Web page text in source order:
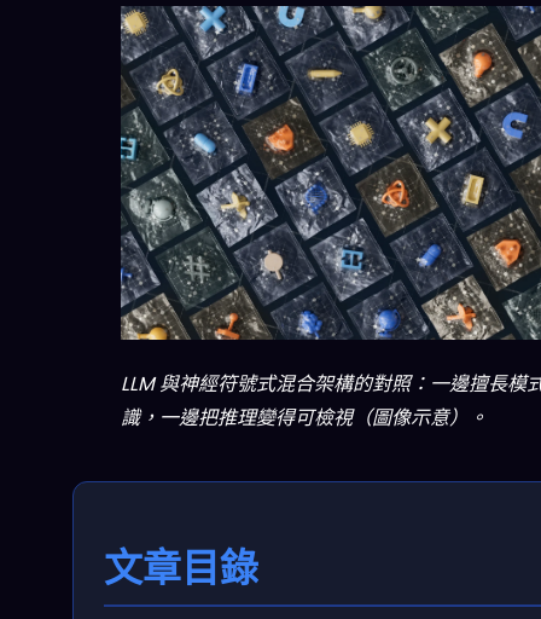
LLM 與神經符號式混合架構的對照：一邊擅長模
識，一邊把推理變得可檢視（圖像示意）。
文章目錄